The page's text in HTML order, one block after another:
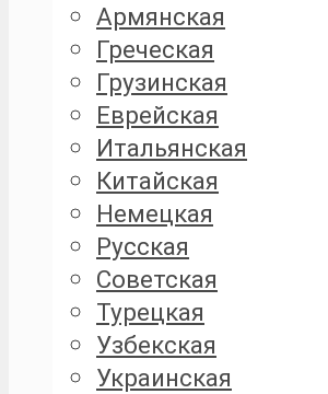
Армянская
Греческая
Грузинская
Еврейская
Итальянская
Китайская
Немецкая
Русская
Советская
Турецкая
Узбекская
Украинская